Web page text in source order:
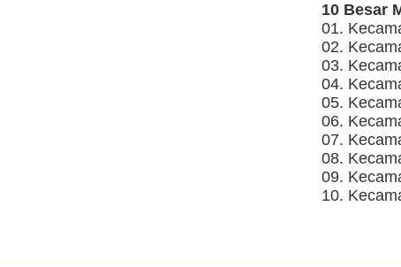
10 Besar
01.
02.
03.
04.
05.
06.
07.
08.
09.
10.